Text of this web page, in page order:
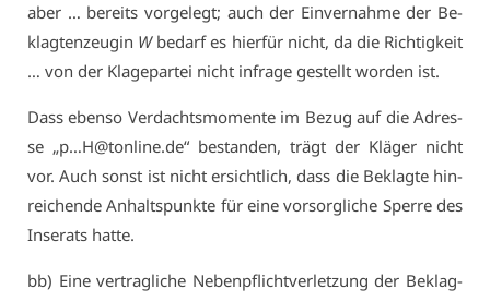
aber … be­reits vor­ge­legt; auch der Ein­ver­nah­me der Be­
klag­ten­zeu­gin Wbe­darf es hier­für nicht, da die Rich­tig­keit
… von der Kla­ge­par­tei nicht in­fra­ge ge­stellt wor­den ist.
Dass eben­so Ver­dachts­mo­men­te im Be­zug auf die Adres­
se „p…H@​tonline.​de“ be­stan­den, trägt der Klä­ger nicht
vor. Auch sonst ist nicht er­sicht­lich, dass die Be­klag­te hin­
rei­chen­de An­halts­punk­te für ei­ne vor­sorg­li­che Sper­re des
In­se­rats hat­te.
bb) Ei­ne ver­trag­li­che Ne­ben­pflicht­ver­let­zung der Be­klag­